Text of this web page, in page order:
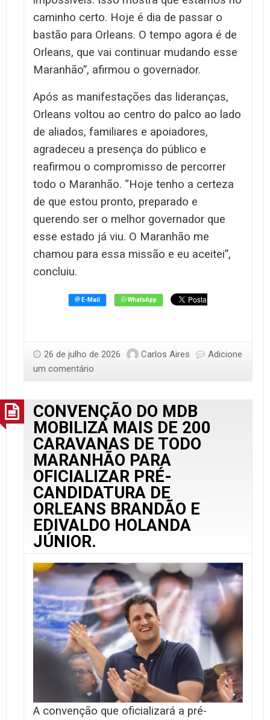
caminho certo. Hoje é dia de passar o
bastão para Orleans. O tempo agora é de
Orleans, que vai continuar mudando esse
Maranhão”, afirmou o governador.
Após as manifestações das lideranças,
Orleans voltou ao centro do palco ao lado
de aliados, familiares e apoiadores,
agradeceu a presença do público e
reafirmou o compromisso de percorrer
todo o Maranhão. “Hoje tenho a certeza
de que estou pronto, preparado e
querendo ser o melhor governador que
esse estado já viu. O Maranhão me
chamou para essa missão e eu aceitei”,
concluiu.
26 de julho de 2026 Carlos Aires
Adicione
um comentário
CONVENÇÃO DO MDB
MOBILIZA MAIS DE 200
CARAVANAS DE TODO
MARANHÃO PARA
OFICIALIZAR PRÉ-
CANDIDATURA DE
ORLEANS BRANDÃO E
EDIVALDO HOLANDA
JÚNIOR.
A convenção que oficializará a pré-